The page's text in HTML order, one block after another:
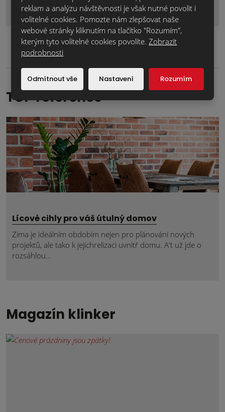
Formulář
se
nepodařilo
odeslat.
TOP reference
Lícové cihly pro váš útulný domov
Zima je ideálním obdobím nejen pro plánování nových
projektů, ale tako k jejichrelizaci uvnitř domu. A't už jde o
rozsáhlou...
Magazín klinker
reklam a analýzu návštěvnosti je však nutné povolit i
volitelné cookies. Pomozte nám zlepšovat naše
webové stránky kliknutím na tlačítko "Rozumím",
kterým tyto volitelné cookies povolíte. Zobrazit
podrobnosti
Odmítnout vše Nastavení Rozumím